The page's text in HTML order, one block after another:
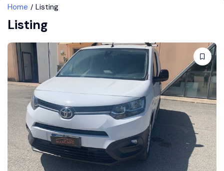
Home Listing
Listing